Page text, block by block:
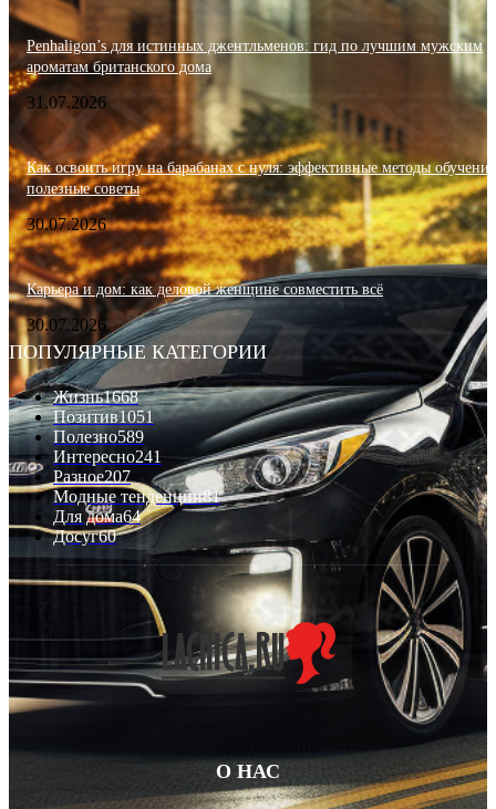
Penhaligon’s для истинных джентльменов: гид по лучшим мужским
ароматам британского дома
31.07.2026
Как освоить игру на барабанах с нуля: эффективные методы
полезные советы
30.07.2026
Карьера и дом: как деловой женщине совместить всё
30.07.2026
ПОПУЛЯРНЫЕ КАТЕГОРИИ
Жизнь1668
Позитив1051
Полезно589
Интересно241
Разное207
Модные тенденции81
Для дома64
Досуг60
О НАС